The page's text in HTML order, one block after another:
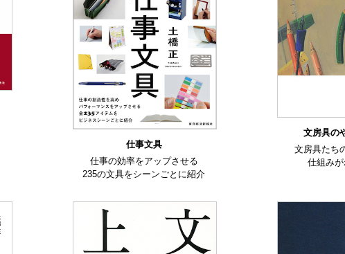
仕事文具
仕事の効率をアップさせる
235の文具をシーンごとに紹介
文房具の
文房具たち
仕組み